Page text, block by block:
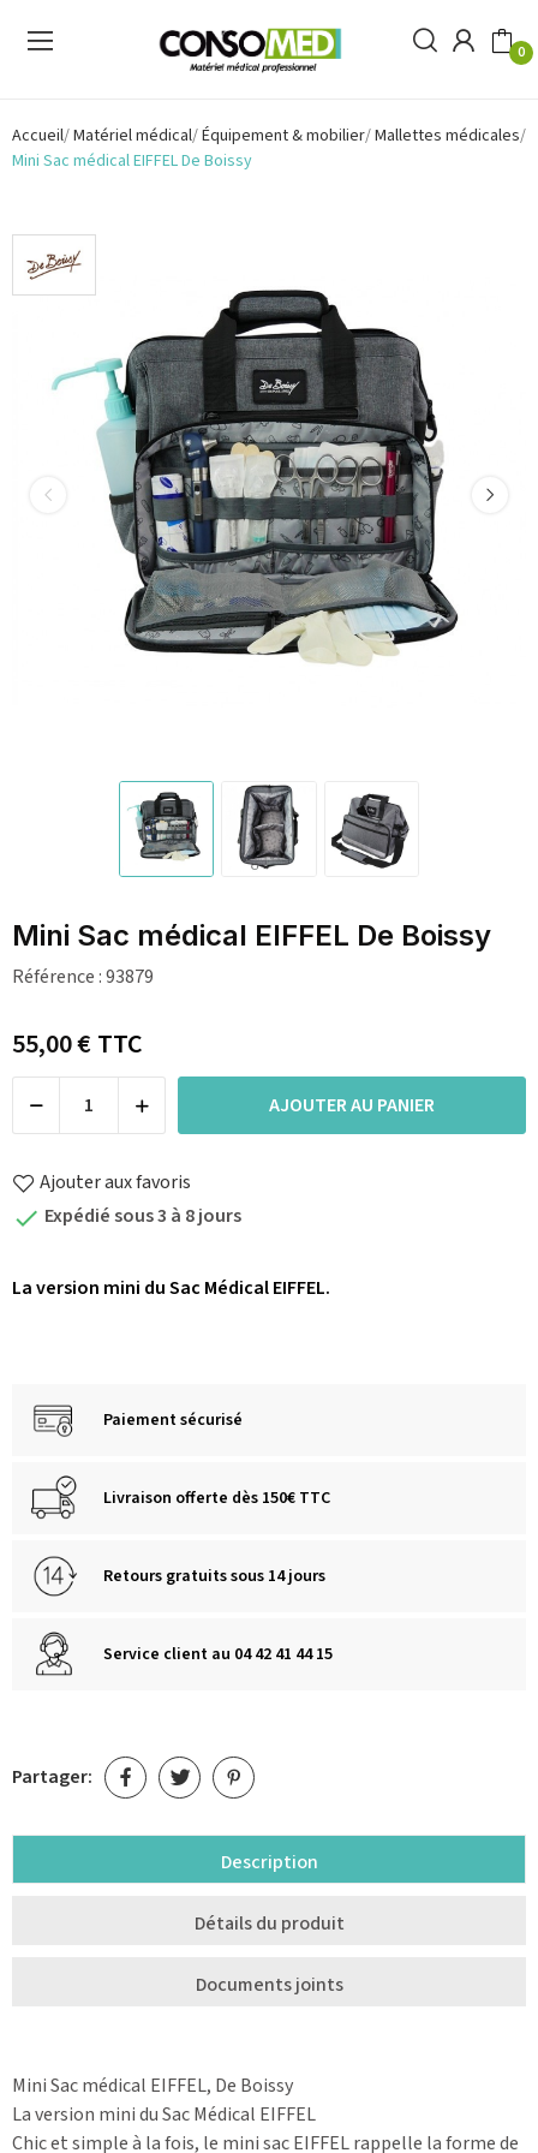
0
Accueil Matériel médical Équipement & mobilier Mallettes médicales
Mini Sac médical EIFFEL De Boissy
Mini Sac médical EIFFEL De Boissy
Référence :93879
55,00 €TTC
AJOUTER AU PANIER
Ajouter aux favoris
 Expédié sous 3 à 8 jours
La version mini du Sac Médical EIFFEL.
Paiement sécurisé
Livraison offerte dès 150€ TTC
Retours gratuits sous 14 jours
Service client au 04 42 41 44 15
Partager:
Description
Détails du produit
Documents joints
Mini Sac médical EIFFEL, De Boissy
La version mini du Sac Médical EIFFEL
Chic et simple à la fois, le mini sac EIFFEL rappelle la forme de